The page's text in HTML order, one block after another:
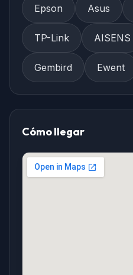
Epson Asus
TP-Link AISENS
Gembird Ewent
Cómo llegar